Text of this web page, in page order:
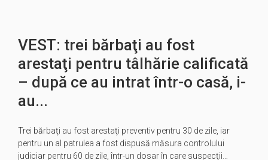
VEST: trei bărbaţi au fost
arestaţi pentru tâlhărie calificată
– după ce au intrat într-o casă, i-
au...
Trei bărbaţi au fost arestaţi preventiv pentru 30 de zile, iar
pentru un al patrulea a fost dispusă măsura controlului
judiciar pentru 60 de zile, într-un dosar în care suspecţii…